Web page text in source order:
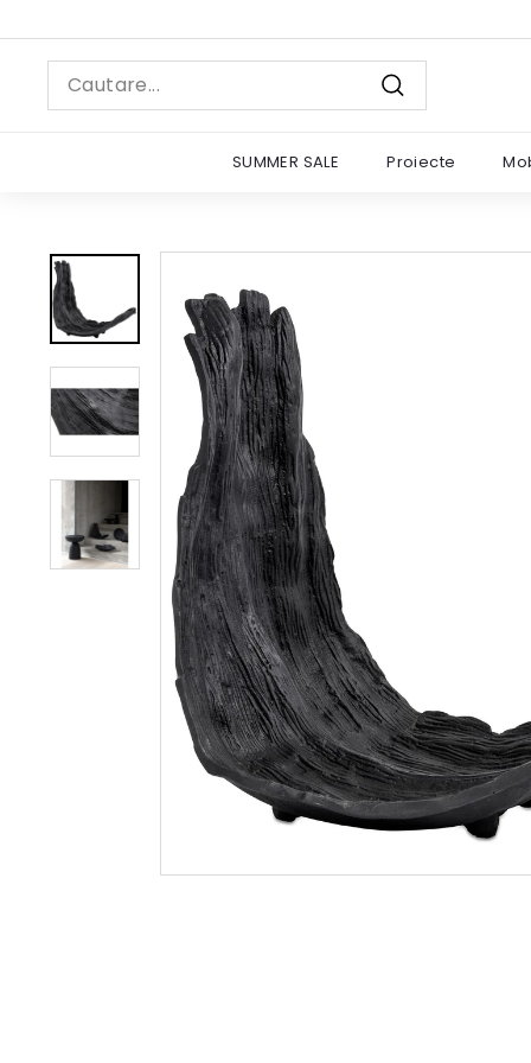
la
continutSearch
Cautare
SUMMER SALE Proiecte